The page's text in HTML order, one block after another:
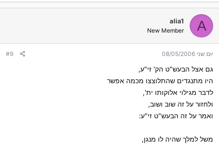
A
alia1
New Member
יום שני 08/05/2006 #9
גם אצל הבעש"ט הק' זי"ע,
היו מתנגדים שהתלוצצו מכמה אפשר
לדבר מגילוי אלוקותו ית',
ולחזור על זה שוב ושוב,
ואמר על זה הבעש"ט זי"ע:
משל למלך שהיה לו מנגן,